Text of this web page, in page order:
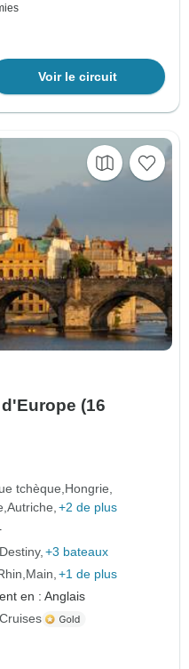
Voir le circuit
(16
tchèque Hongrie
Autriche +2 de plus
+3 bateaux
Main +1 de plus
en : Anglais